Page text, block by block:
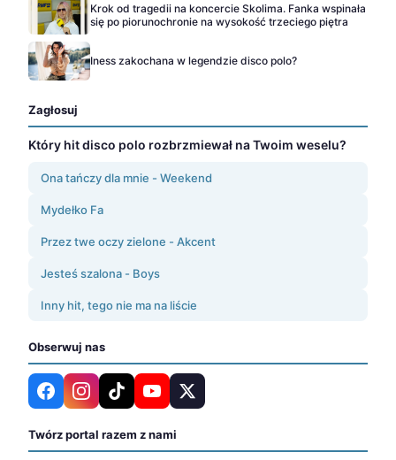
Krok od tragedii na koncercie Skolima. Fanka wspinała
się po piorunochronie na wysokość trzeciego piętra
Iness zakochana w legendzie disco polo?
Zagłosuj
Który hit disco polo rozbrzmiewał na Twoim weselu?
Ona tańczy dla mnie - Weekend
Mydełko Fa
Przez twe oczy zielone - Akcent
Jesteś szalona - Boys
Inny hit, tego nie ma na liście
Obserwuj nas
Twórz portal razem z nami